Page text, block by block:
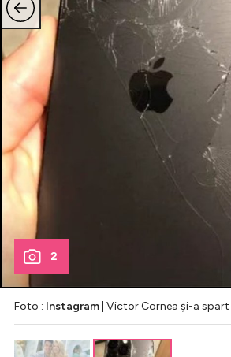
2
Foto : Instagram | Victor Cornea și-a